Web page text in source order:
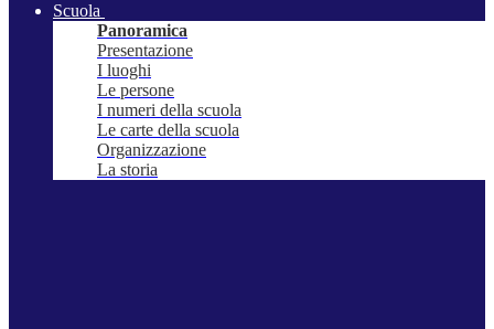
Scuola
Panoramica
Presentazione
I luoghi
Le persone
I numeri della scuola
Le carte della scuola
Organizzazione
La storia